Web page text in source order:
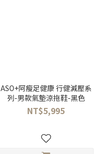
ASO+阿瘦足健康 行健減壓系
列-男款氣墊涼拖鞋-黑色
NT$5,995